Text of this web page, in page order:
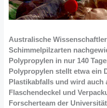
Australische
Schimmelpilzarten
Polypropylen in nur 140
Polypropylen stellt etwa ein
Plastikabfalls und wird auch
Flaschendeckel und
Forscherteam der